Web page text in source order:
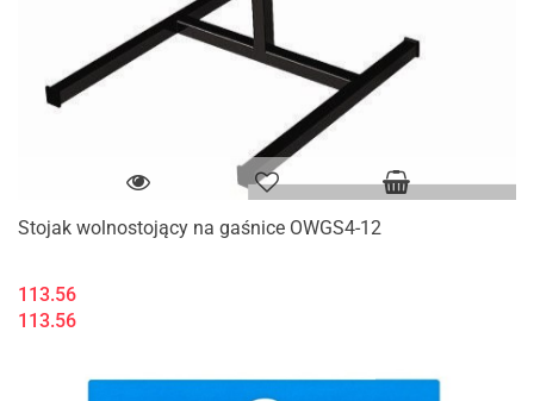
Stojak wolnostojący na gaśnice OWGS4-12
113.56
113.56